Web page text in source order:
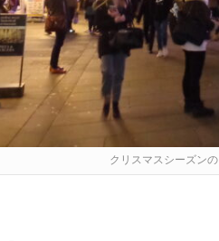
クリスマスシーズン